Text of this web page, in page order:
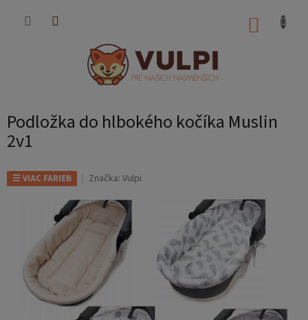
Podložka do hlbokého kočíka Muslin
2v1
☰ VIAC FARIEB Značka: Vulpi